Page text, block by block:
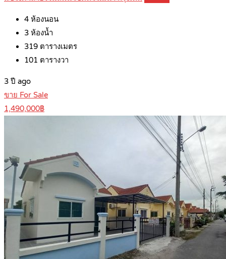
4 ห้องนอน
3 ห้องน้ำ
319 ตารางเมตร
101 ตารางวา
3 ปี ago
ขาย For Sale
1,490,000฿